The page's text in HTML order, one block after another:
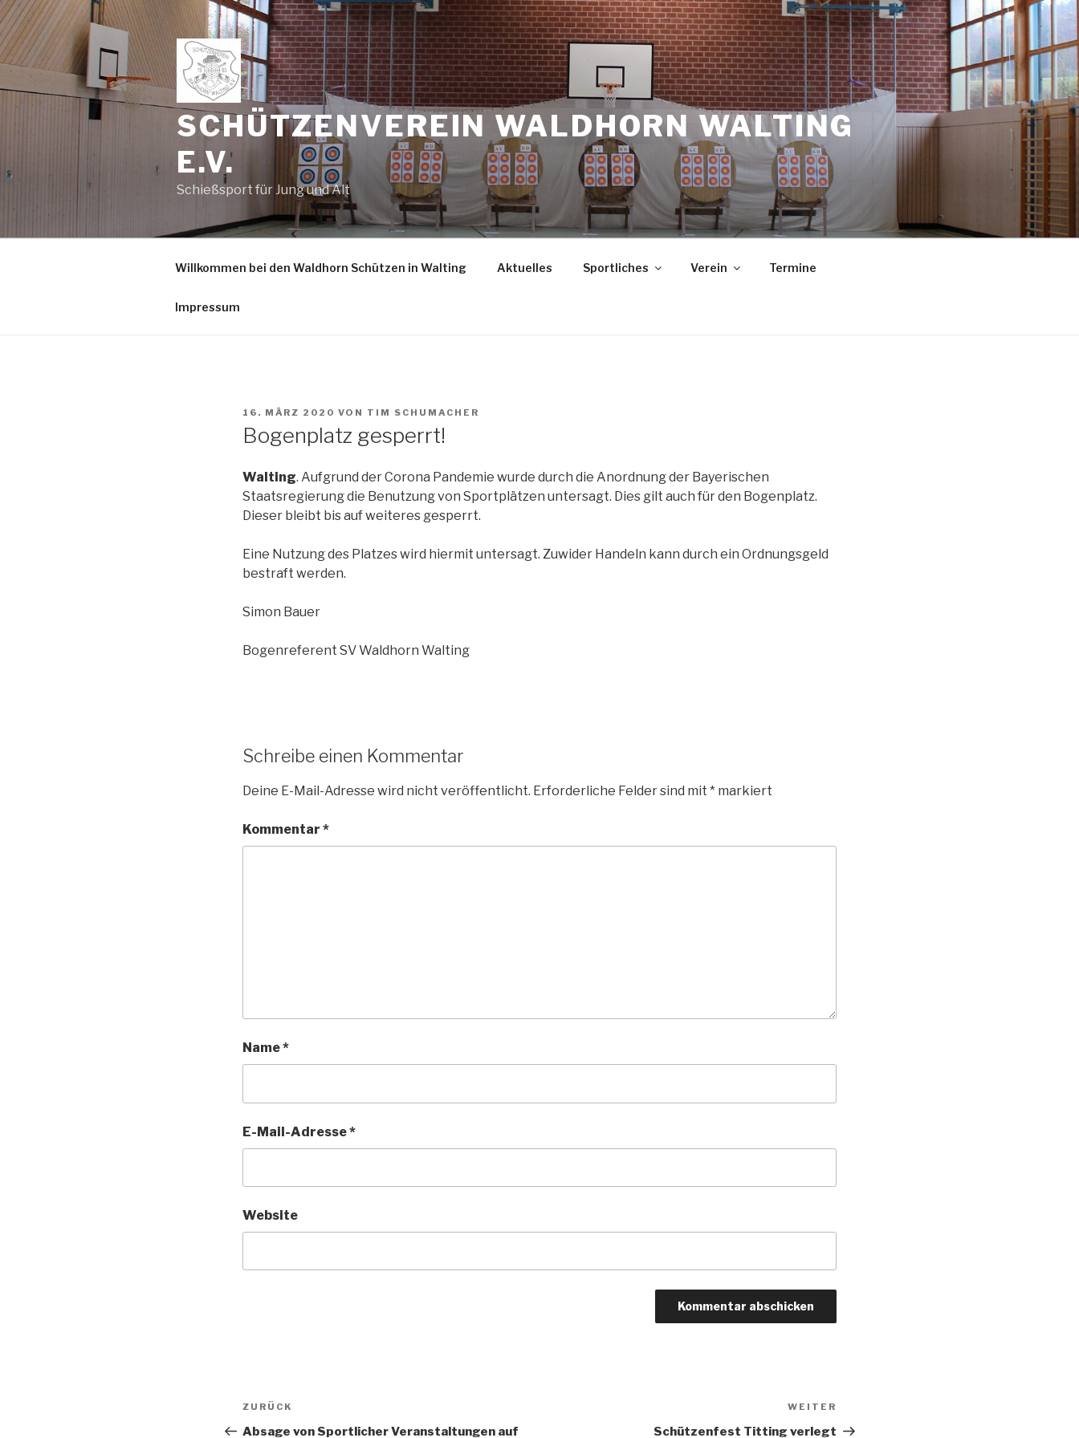
Zum
Inhalt
springen
SCHÜTZENVEREIN WALDHORN WALTING
E.V.
Schießsport für Jung und Alt
Willkommen bei den Waldhorn Schützen in Walting Aktuelles Sportliches Verein Termine
Impressum
VERÖFFENTLICHT
16. MÄRZ 2020 VON TIM SCHUMACHER
Bogenplatz gesperrt!
Walting. Aufgrund der Corona Pandemie wurde durch die Anordnung der Bayerischen
Staatsregierung die Benutzung von Sportplätzen untersagt. Dies gilt auch für den Bogenplatz.
Dieser bleibt bis auf weiteres gesperrt.
Eine Nutzung des Platzes wird hiermit untersagt. Zuwider Handeln kann durch ein Ordnungsgeld
bestraft werden.
Simon Bauer
Bogenreferent SV Waldhorn Walting
Schreibe einen Kommentar
Deine E-Mail-Adresse wird nicht veröffentlicht. Erforderliche Felder sind mit * markiert
Kommentar *
Name*
E-Mail-Adresse*
Website
Beitragsnavigation
Vorheriger
Beitrag
ZURÜCK
Absage von Sportlicher Veranstaltungen auf
Beitrag
WEITER
Schützenfest Titting verlegt